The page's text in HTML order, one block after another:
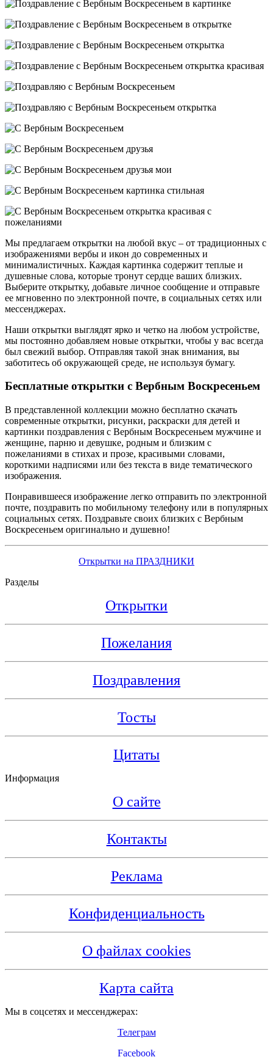
Мы предлагаем открытки на любой вкус – от традиционных с
изображениями вербы и икон до современных и
минималистичных. Каждая картинка содержит теплые и
душевные слова, которые тронут сердце ваших близких.
Выберите открытку, добавьте личное сообщение и отправьте
ее мгновенно по электронной почте, в социальных сетях или
мессенджерах.
Наши открытки выглядят ярко и четко на любом устройстве,
мы постоянно добавляем новые открытки, чтобы у вас всегда
был свежий выбор. Отправляя такой знак внимания, вы
заботитесь об окружающей среде, не используя бумагу.
Бесплатные открытки с Вербным Воскресеньем
В представленной коллекции можно бесплатно скачать
современные открытки, рисунки, раскраски для детей и
картинки поздравления с Вербным Воскресеньем мужчине и
женщине, парню и девушке, родным и близким с
пожеланиями в стихах и прозе, красивыми словами,
короткими надписями или без текста в виде тематического
изображения.
Понравившееся изображение легко отправить по электронной
почте, поздравить по мобильному телефону или в популярных
социальных сетях. Поздравьте своих близких с Вербным
Воскресеньем оригинально и душевно!
Открытки на ПРАЗДНИКИ
Разделы
Открытки
Пожелания
Поздравления
Тосты
Цитаты
Информация
О сайте
Контакты
Реклама
Конфиденциальность
О файлах cookies
Карта сайта
Мы в соцсетях и мессенджерах:
Телеграм
Facebook